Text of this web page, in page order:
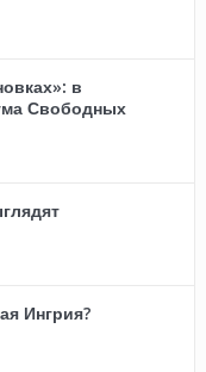
в
Свободных
Ингрия?